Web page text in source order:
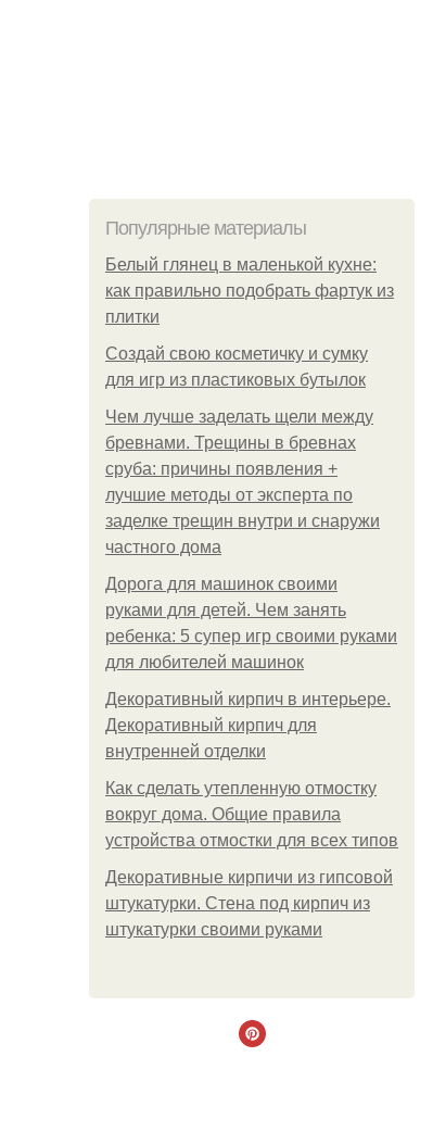
Популярные материалы
Белый глянец в маленькой кухне:
как правильно подобрать фартук из
плитки
Создай свою косметичку и сумку
для игр из пластиковых бутылок
Чем лучше заделать щели между
бревнами. Трещины в бревнах
сруба: причины появления +
лучшие методы от эксперта по
заделке трещин внутри и снаружи
частного дома
Дорога для машинок своими
руками для детей. Чем занять
ребенка: 5 супер игр своими руками
для любителей машинок
Декоративный кирпич в интерьере.
Декоративный кирпич для
внутренней отделки
Как сделать утепленную отмостку
вокруг дома. Общие правила
устройства отмостки для всех типов
Декоративные кирпичи из гипсовой
штукатурки. Стена под кирпич из
штукатурки своими руками